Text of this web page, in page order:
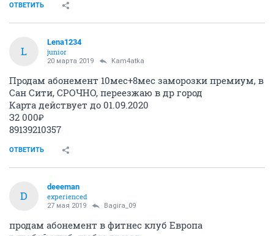
ОТВЕТИТЬ
L
Lena1234
junior
20 марта 2019 Kam4atka
Продам абонемент 10мес+8мес заморозки премиум, в
Сан Сити, СРОЧНО, переезжаю в др город
Карта действует до 01.09.2020
З2 000₽
89139210357
ОТВЕТИТЬ
D
deeeman
experienced
27 мая 2019 Bagira_09
продам абонемент в фитнес клуб Европа